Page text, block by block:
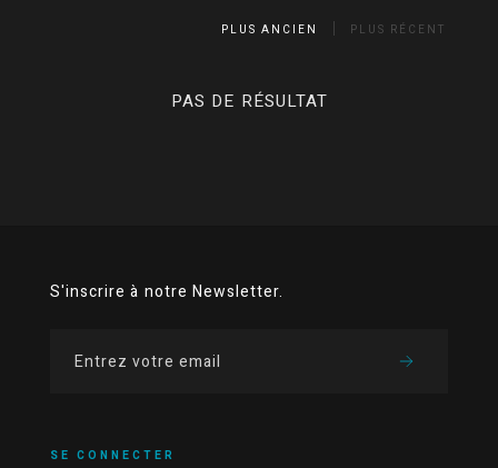
PLUS ANCIEN PLUS RÉCENT
PAS DE RÉSULTAT
S'inscrire à notre Newsletter.
SE CONNECTER